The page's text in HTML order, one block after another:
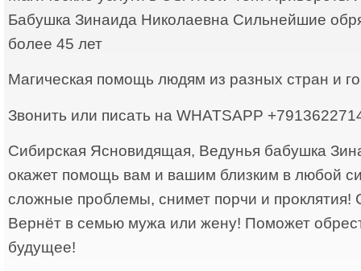
Бабушка Зинаида Николаевна Сильнейшие
более 45 лет
Магическая помощь людям из разных стран и
Звонить или писать на WHATSAPP
Сибирская Ясновидящая, Ведунья бабушка
окажет помощь вам и вашим близким в любой
сложные проблемы, снимет порчи и проклятия!
Вернёт в семью мужа или жену! Поможет
будущее!